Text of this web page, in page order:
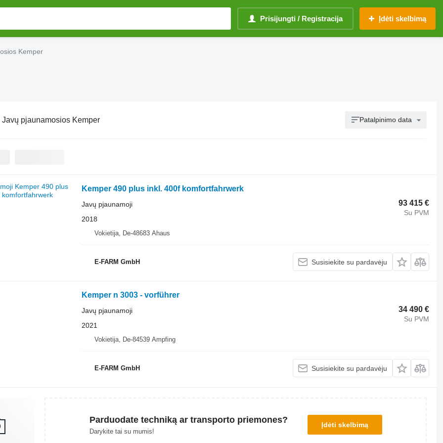
Prisijungti / Registracija Įdėti skelbimą
Kemper
Javų pjaunamosios Kemper Patalpinimo data
Kemper 490 plus inkl. 400f komfortfahrwerk
93 415 €
Su PVM
Javų pjaunamoji
2018
Vokietija, De-48683 Ahaus
E-FARM GmbH Susisiekite su pardavėju
Kemper n 3003 - vorführer
34 490 €
Su PVM
Javų pjaunamoji
2021
Vokietija, De-84539 Ampfing
E-FARM GmbH Susisiekite su pardavėju
Parduodate techniką ar transporto priemones?
Darykite tai su mumis!
Įdėti skelbimą